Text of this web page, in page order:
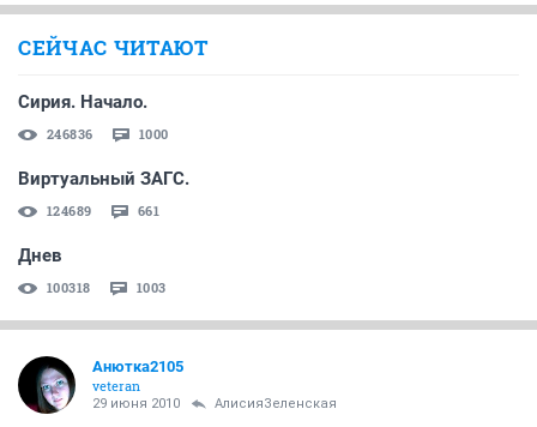
СЕЙЧАС ЧИТАЮТ
Сирия. Начало.
246836 1000
Виртуальный ЗАГС.
124689 661
Днев
100318 1003
Анютка2105
veteran
29 июня 2010 АлисияЗеленская